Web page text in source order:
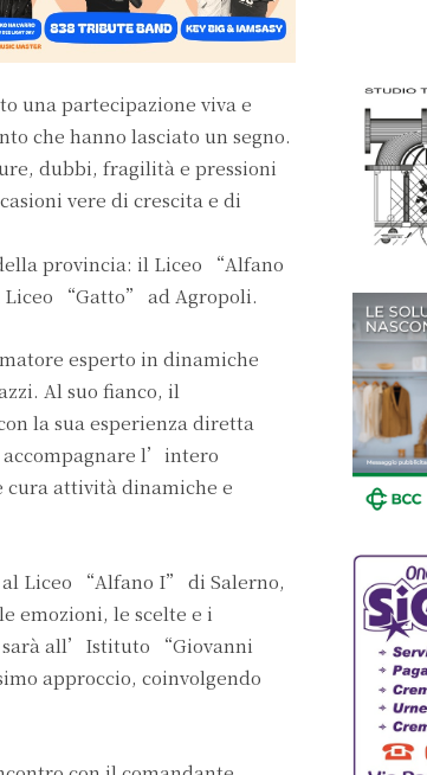
una partecipazione viva e
che hanno lasciato un segno.
dubbi, fragilità e pressioni
vere di crescita e di
provincia: il Liceo “Alfano
“Gatto” ad Agropoli.
esperto in dinamiche
Al suo fianco, il
la sua esperienza diretta
accompagnare l’intero
attività dinamiche e
al Liceo “Alfano I” di Salerno,
emozioni, le scelte e i
sarà all’Istituto “Giovanni
approccio, coinvolgendo